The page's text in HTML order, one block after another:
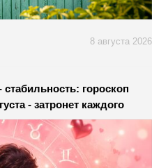
8 августа 2026
гороскоп
- затронет каждого